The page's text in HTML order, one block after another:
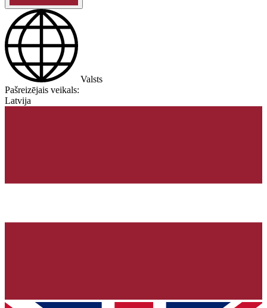
Valsts
Pašreizējais veikals:
Latvija